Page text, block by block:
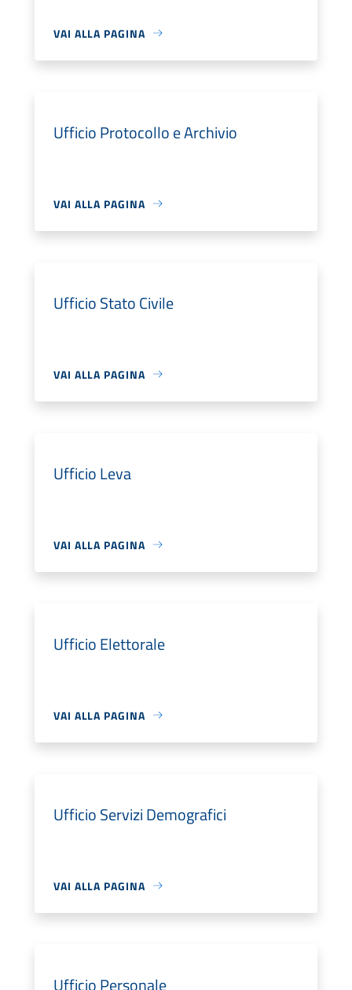
VAI ALLA PAGINA
Ufficio Protocollo e Archivio
VAI ALLA PAGINA
Ufficio Stato Civile
VAI ALLA PAGINA
Ufficio Leva
VAI ALLA PAGINA
Ufficio Elettorale
VAI ALLA PAGINA
Ufficio Servizi Demografici
VAI ALLA PAGINA
Ufficio Personale